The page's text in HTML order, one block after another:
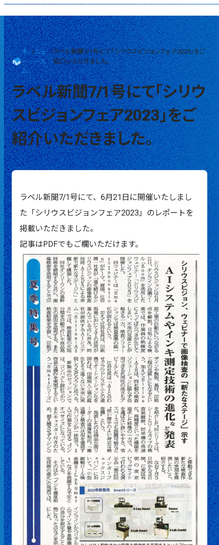
ホ
ー
ム
/ニュ
ース
/ラベル新聞7/1号にて「シリウスビジョンフェア2023」をご
紹介いただきました。
ラベル新聞7/1号にて「シリウ
スビジョンフェア2023」をご
紹介いただきました。
ラベル新聞7/1号にて、6月21日に開催いたしまし
た「シリウスビジョンフェア2023」のレポートを
掲載いただきました。
記事はPDFでもご欄いただけます。